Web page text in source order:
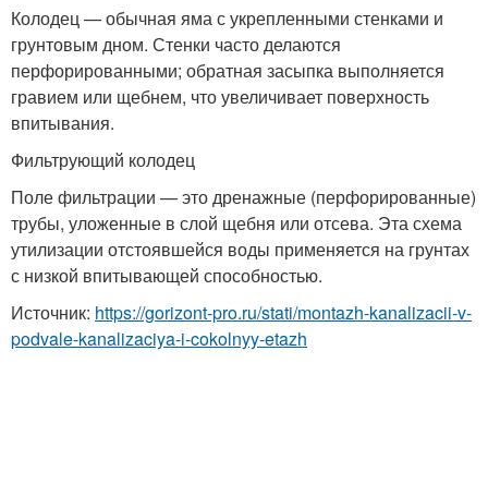
Колодец — обычная яма с укрепленными стенками и
грунтовым дном. Стенки часто делаются
перфорированными; обратная засыпка выполняется
гравием или щебнем, что увеличивает поверхность
впитывания.
Фильтрующий колодец
Поле фильтрации — это дренажные (перфорированные)
трубы, уложенные в слой щебня или отсева. Эта схема
утилизации отстоявшейся воды применяется на грунтах
с низкой впитывающей способностью.
Источник: https://gorizont-pro.ru/stati/montazh-kanalizacii-v-
podvale-kanalizaciya-i-cokolnyy-etazh